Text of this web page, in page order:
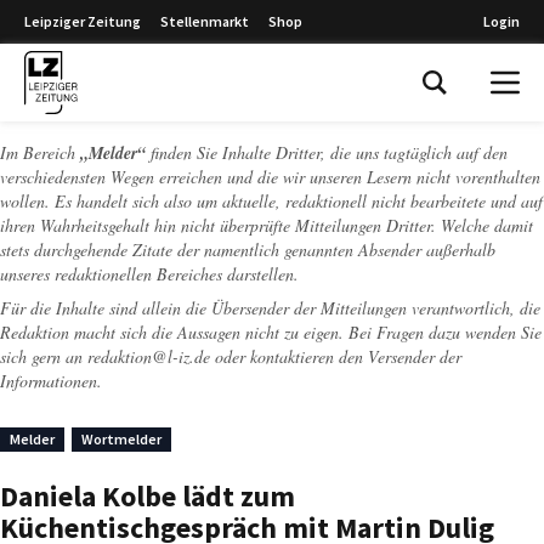
Leipziger Zeitung Stellenmarkt Shop Login
Im Bereich „Melder“ finden Sie Inhalte Dritter, die uns tagtäglich auf den
verschiedensten Wegen erreichen und die wir unseren Lesern nicht vorenthalten
wollen. Es handelt sich also um aktuelle, redaktionell nicht bearbeitete und auf
ihren Wahrheitsgehalt hin nicht überprüfte Mitteilungen Dritter. Welche damit
stets durchgehende Zitate der namentlich genannten Absender außerhalb
unseres redaktionellen Bereiches darstellen.
Für die Inhalte sind allein die Übersender der Mitteilungen verantwortlich, die
Redaktion macht sich die Aussagen nicht zu eigen. Bei Fragen dazu wenden Sie
sich gern an redaktion@l-iz.de oder kontaktieren den Versender der
Informationen.
Melder Wortmelder
Daniela Kolbe lädt zum
Küchentischgespräch mit Martin Dulig